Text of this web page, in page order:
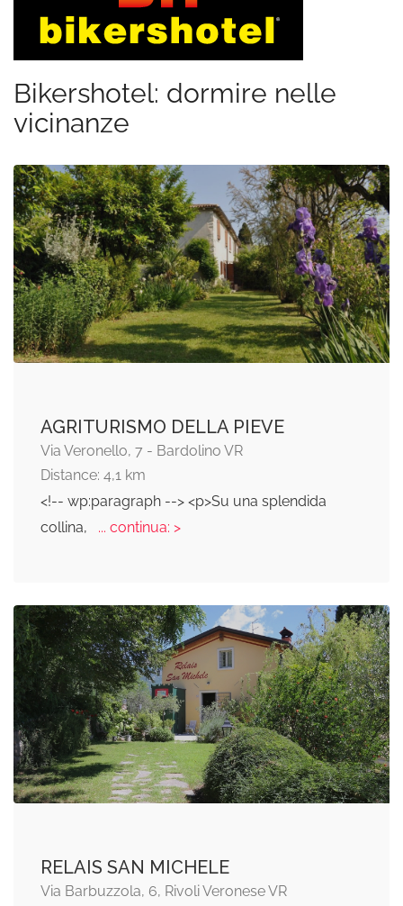
Bikershotel: dormire nelle
vicinanze
AGRITURISMO DELLA PIEVE
Via Veronello, 7 - Bardolino VR
Distance: 4,1 km
<!-- wp:paragraph --> <p>Su una splendida
collina,
... continua: >
RELAIS SAN MICHELE
Via Barbuzzola, 6, Rivoli Veronese VR